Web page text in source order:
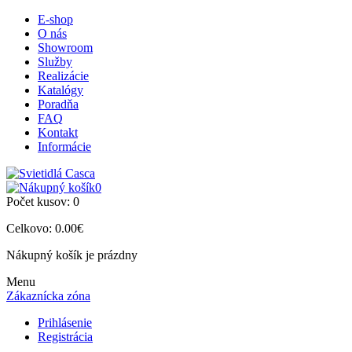
E-shop
O nás
Showroom
Služby
Realizácie
Katalógy
Poradňa
FAQ
Kontakt
Informácie
0
Počet kusov: 0
Celkovo: 0.00€
Nákupný košík je prázdny
Menu
Zákaznícka zóna
Prihlásenie
Registrácia